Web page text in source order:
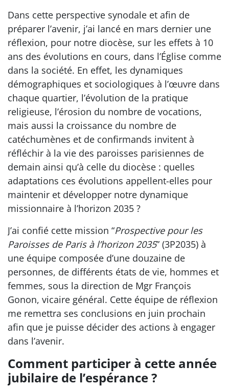
Dans cette perspective synodale et afin de
préparer l’avenir, j’ai lancé en mars dernier une
réflexion, pour notre diocèse, sur les effets à 10
ans des évolutions en cours, dans l’Église comme
dans la société. En effet, les dynamiques
démographiques et sociologiques à l’œuvre dans
chaque quartier, l’évolution de la pratique
religieuse, l’érosion du nombre de vocations,
mais aussi la croissance du nombre de
catéchumènes et de confirmands invitent à
réfléchir à la vie des paroisses parisiennes de
demain ainsi qu’à celle du diocèse : quelles
adaptations ces évolutions appellent-elles pour
maintenir et développer notre dynamique
missionnaire à l’horizon 2035 ?
J’ai confié cette mission “Prospective pour les
Paroisses de Paris à l’horizon 2035” (3P2035) à
une équipe composée d’une douzaine de
personnes, de différents états de vie, hommes et
femmes, sous la direction de Mgr François
Gonon, vicaire général. Cette équipe de réflexion
me remettra ses conclusions en juin prochain
afin que je puisse décider des actions à engager
dans l’avenir.
Comment participer à cette année
jubilaire de l’espérance ?